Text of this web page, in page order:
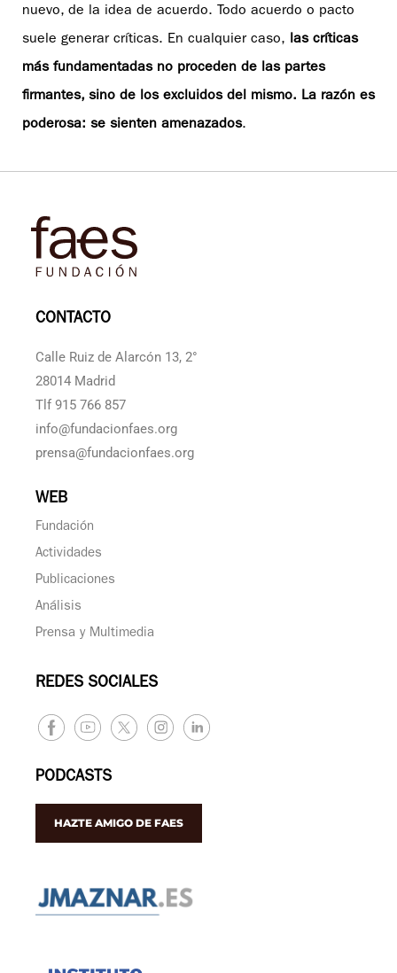
nuevo, de la idea de acuerdo. Todo acuerdo o pacto
suele generar críticas. En cualquier caso, las críticas
más fundamentadas no proceden de las partes
firmantes, sino de los excluidos del mismo. La razón es
poderosa: se sienten amenazados.
CONTACTO
Calle Ruiz de Alarcón 13, 2°
28014 Madrid
Tlf 915 766 857
info@fundacionfaes.org
prensa@fundacionfaes.org
WEB
Fundación
Actividades
Publicaciones
Análisis
Prensa y Multimedia
REDES SOCIALES
PODCASTS
HAZTE AMIGO DE FAES